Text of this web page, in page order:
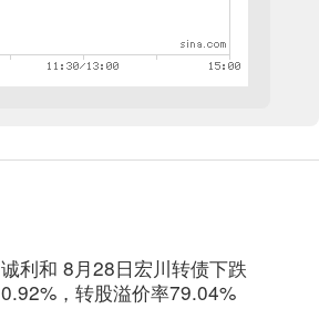
诚利和 8月28日宏川转债下跌
0.92%，转股溢价率79.04%